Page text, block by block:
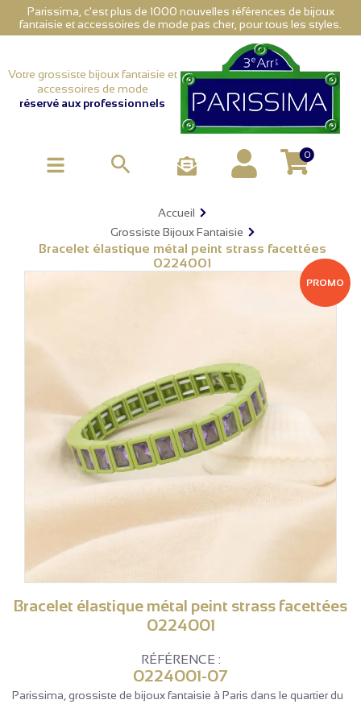
Parissima, c'est plus de 1000 nouvelles références de bijoux
fantaisie et accessoires de mode pas cher, pour tous les styles.
Votre grossiste bijoux fantaisie et
accessoires de mode
réservé aux professionnels
 0
Accueil
Grossiste Bijoux Fantaisie
Bracelet élastique métal peint strass facettées
0224001
PROMO
Bracelet élastique métal peint strass facettées
0224001
RÉFÉRENCE :
0224001-07
Parissima, grossiste de bijoux fantaisie à Paris dans le quartier du